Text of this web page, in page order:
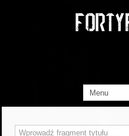
Wprowadź fragment tytułu